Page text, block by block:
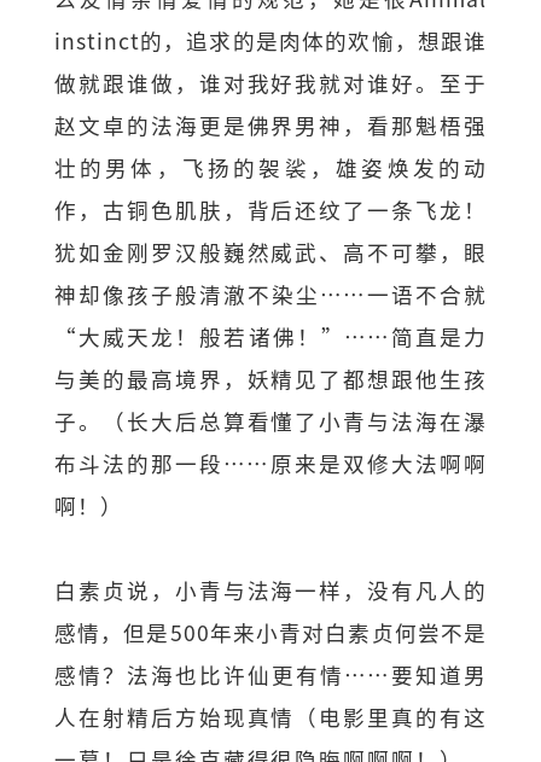
instinct的，追求的是肉体的欢愉，想跟谁
做就跟谁做，谁对我好我就对谁好。至于
赵文卓的法海更是佛界男神，看那魁梧强
壮的男体，飞扬的袈裟，雄姿焕发的动
作，古铜色肌肤，背后还纹了一条飞龙！
犹如金刚罗汉般巍然威武、高不可攀，眼
神却像孩子般清澈不染尘……一语不合就
“大威天龙！般若诸佛！”……简直是力
与美的最高境界，妖精见了都想跟他生孩
子。（长大后总算看懂了小青与法海在瀑
布斗法的那一段……原来是双修大法啊啊
啊！）
白素贞说，小青与法海一样，没有凡人的
感情，但是500年来小青对白素贞何尝不是
感情？法海也比许仙更有情……要知道男
人在射精后方始现真情（电影里真的有这